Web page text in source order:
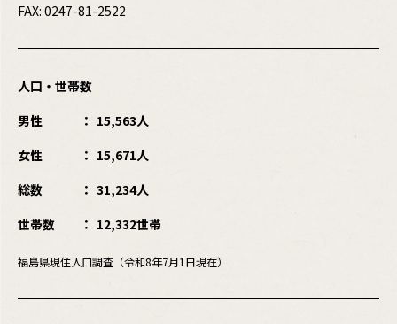
FAX: 0247-81-2522
人口・世帯数
男性
15,563人
女性
15,671人
総数
31,234人
世帯数
12,332世帯
福島県現住人口調査（令和8年7月1日現在）